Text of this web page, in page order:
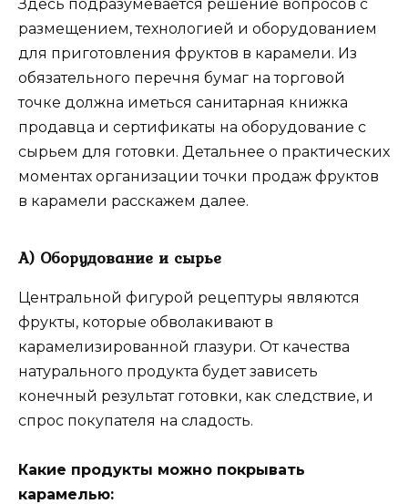
Здесь подразумевается решение вопросов с
размещением, технологией и оборудованием
для приготовления фруктов в карамели. Из
обязательного перечня бумаг на торговой
точке должна иметься санитарная книжка
продавца и сертификаты на оборудование с
сырьем для готовки. Детальнее о практических
моментах организации точки продаж фруктов
в карамели расскажем далее.
А) Оборудование и сырье
Центральной фигурой рецептуры являются
фрукты, которые обволакивают в
карамелизированной глазури. От качества
натурального продукта будет зависеть
конечный результат готовки, как следствие, и
спрос покупателя на сладость.
Какие продукты можно покрывать
карамелью: